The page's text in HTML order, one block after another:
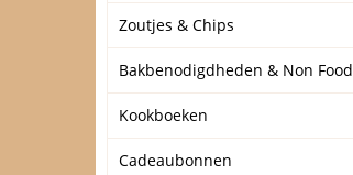
Zoutjes & Chips
Bakbenodigdheden & Non Food
Kookboeken
Cadeaubonnen